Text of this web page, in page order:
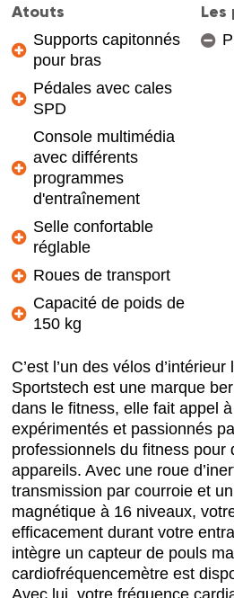
Atouts
Supports capitonnés
pour bras
Pédales avec cales
SPD
Console multimédia
avec différents
programmes
d'entraînement
Selle confortable
réglable
Roues de transport
Capacité de poids de
150 kg
Les
C’est l’un des vélos
Sportstech est une marque
dans le fitness, elle fait appel
expérimentés et passionnés
professionnels du fitness pour
appareils. Avec une roue
transmission par courroie et
magnétique à 16 niveaux,
efficacement durant votre
intègre un capteur de pouls
cardiofréquencemètre est
Avec lui, votre fréquence